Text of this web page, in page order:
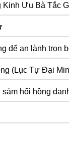
Kinh Ưu Bà Tắc
để an lành trọn
(Lục Tự Đại
hối hồng